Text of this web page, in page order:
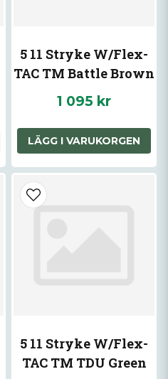
5 11 Stryke W/Flex-
TAC TM Battle Brown
Bruna 44
1 095 kr
LÄGG I VARUKORGEN
5 11 Stryke W/Flex-
TAC TM TDU Green